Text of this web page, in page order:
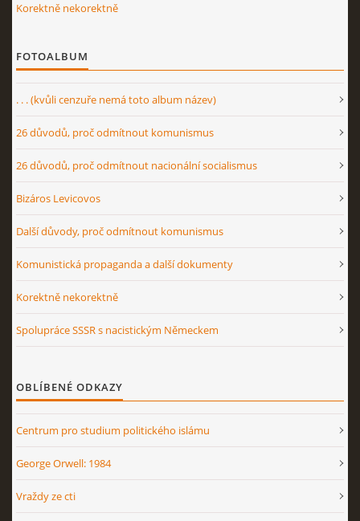
Korektně nekorektně
FOTOALBUM
. . . (kvůli cenzuře nemá toto album název)
26 důvodů, proč odmítnout komunismus
26 důvodů, proč odmítnout nacionální socialismus
Bizáros Levicovos
Další důvody, proč odmítnout komunismus
Komunistická propaganda a další dokumenty
Korektně nekorektně
Spolupráce SSSR s nacistickým Německem
OBLÍBENÉ ODKAZY
Centrum pro studium politického islámu
George Orwell: 1984
Vraždy ze cti